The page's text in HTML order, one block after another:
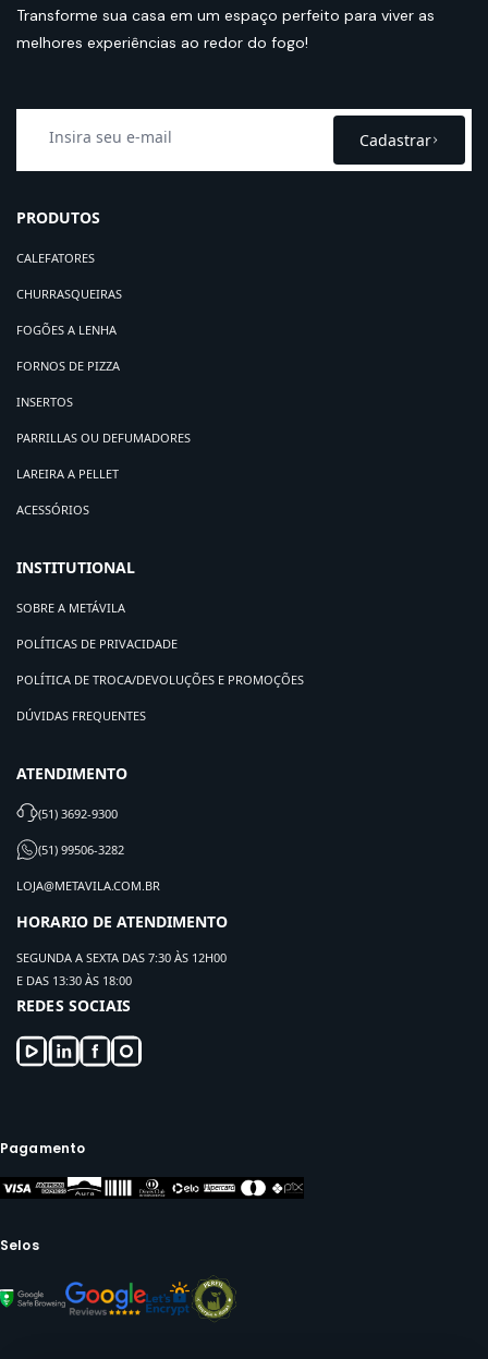
Transforme sua casa em um espaço perfeito para viver as
melhores experiências ao redor do fogo!
Cadastrar
PRODUTOS
CALEFATORES
CHURRASQUEIRAS
FOGÕES A LENHA
FORNOS DE PIZZA
INSERTOS
PARRILLAS OU DEFUMADORES
LAREIRA A PELLET
ACESSÓRIOS
INSTITUTIONAL
SOBRE A METÁVILA
POLÍTICAS DE PRIVACIDADE
POLÍTICA DE TROCA/DEVOLUÇÕES E PROMOÇÕES
DÚVIDAS FREQUENTES
ATENDIMENTO
(51) 3692-9300
(51) 99506-3282
LOJA@METAVILA.COM.BR
HORARIO DE ATENDIMENTO
SEGUNDA A SEXTA DAS 7:30 ÀS 12H00
E DAS 13:30 ÀS 18:00
REDES SOCIAIS
Pagamento
Selos